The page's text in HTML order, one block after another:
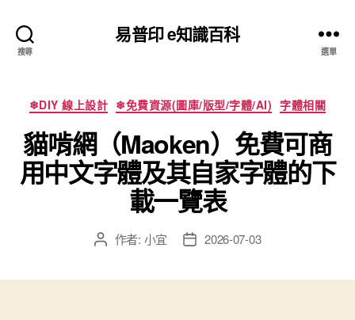
搜尋
易普印 e知識百科
選單
分
類
❄DIY 線上設計 ❄免費資源(圖庫/版型/字體/AI) 字體相關
貓啃網（Maoken）免費可商
用中文字體及其自家字體的下
載一覽表
文 作者: 小宜
文 2026-07-03